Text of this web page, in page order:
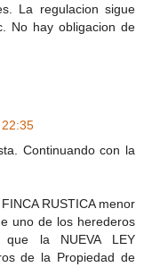
La regulacion sigue
No hay obligacion de
Continuando con la
RUSTICA menor
uno de los herederos
que la NUEVA LEY
de la Propiedad de